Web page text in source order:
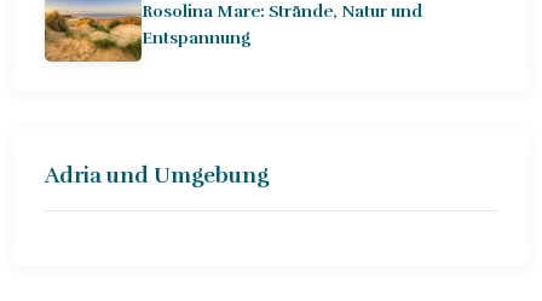
Rosolina Mare: Strände, Natur und
Entspannung
Adria und Umgebung